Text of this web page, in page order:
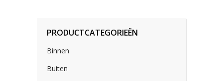
PRODUCTCATEGORIEËN
Binnen
Buiten